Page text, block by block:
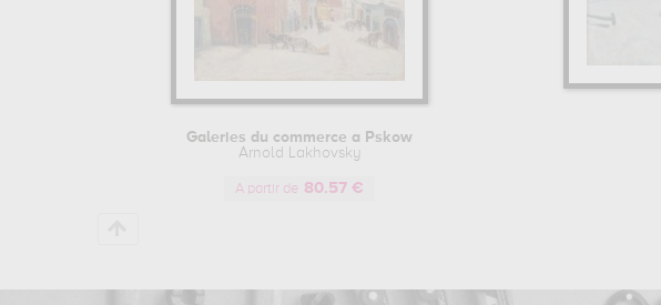
Galeries du commerce a Pskow
Arnold Lakhovsky
A partir de 80.57 €